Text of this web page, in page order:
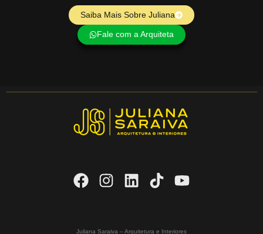
Saiba Mais Sobre Juliana
Fale com a Arquiteta
Juliana Saraiva – Arquitetura e Interiores